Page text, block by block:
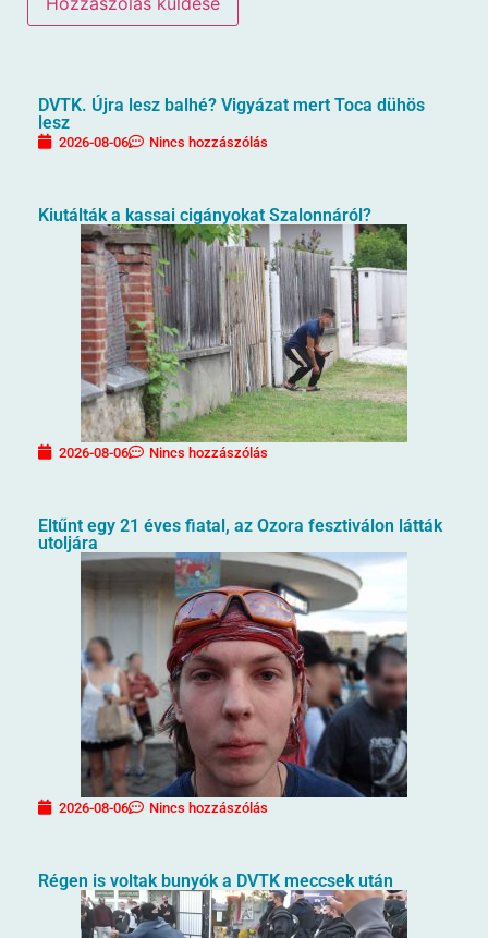
DVTK. Újra lesz balhé? Vigyázat mert Toca dühös
lesz
2026-08-06 Nincs hozzászólás
Kiutálták a kassai cigányokat Szalonnáról?
2026-08-06 Nincs hozzászólás
Eltűnt egy 21 éves fiatal, az Ozora fesztiválon látták
utoljára
2026-08-06 Nincs hozzászólás
Régen is voltak bunyók a DVTK meccsek után